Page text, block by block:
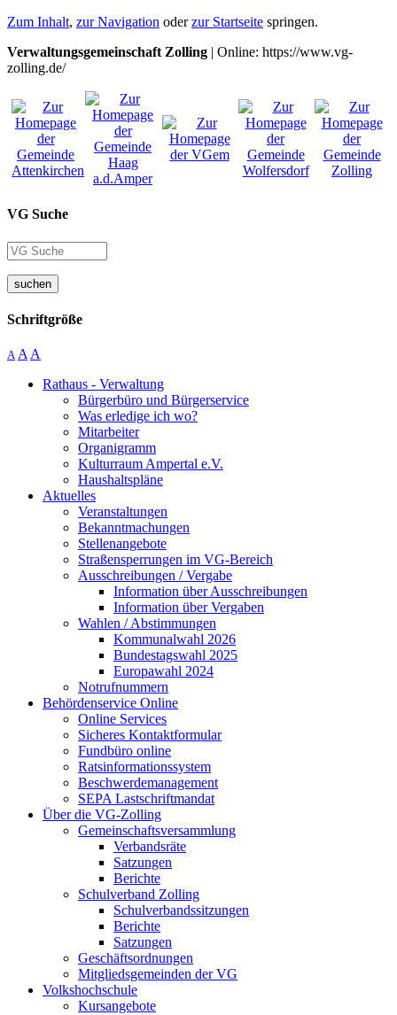
Zum Inhalt, zur Navigation oderzur Startseite springen.
Verwaltungsgemeinschaft Zolling | Online: https://www.vg-
zolling.de/
VG Suche
suchen
Schriftgröße
A A A
Rathaus - Verwaltung
Bürgerbüro und Bürgerservice
Was erledige ich wo?
Mitarbeiter
Organigramm
Kulturraum Ampertal e.V.
Haushaltspläne
Aktuelles
Veranstaltungen
Bekanntmachungen
Stellenangebote
Straßensperrungen im VG-Bereich
Ausschreibungen / Vergabe
Information über Ausschreibungen
Information über Vergaben
Wahlen / Abstimmungen
Kommunalwahl 2026
Bundestagswahl 2025
Europawahl 2024
Notrufnummern
Behördenservice Online
Online Services
Sicheres Kontaktformular
Fundbüro online
Ratsinformationssystem
Beschwerdemanagement
SEPA Lastschriftmandat
Über die VG-Zolling
Gemeinschaftsversammlung
Verbandsräte
Satzungen
Berichte
Schulverband Zolling
Schulverbandssitzungen
Berichte
Satzungen
Geschäftsordnungen
Mitgliedsgemeinden der VG
Volkshochschule
Kursangebote